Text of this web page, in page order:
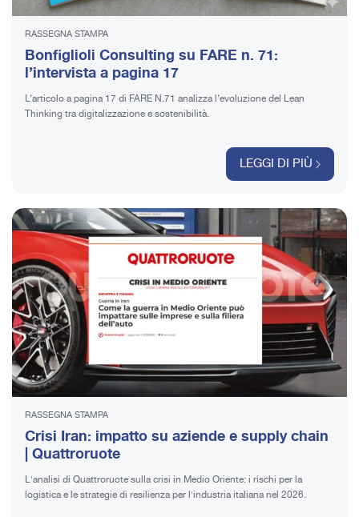
RASSEGNA STAMPA
Bonfiglioli Consulting su FARE n. 71:
l’intervista a pagina 17
L’articolo a pagina 17 di FARE N.71 analizza l’evoluzione del Lean
Thinking tra digitalizzazione e sostenibilità.
LEGGI DI PIÙ
RASSEGNA STAMPA
Crisi Iran: impatto su aziende e supply chain
| Quattroruote
L'analisi di Quattroruote sulla crisi in Medio Oriente: i rischi per la
logistica e le strategie di resilienza per l'industria italiana nel 2026.